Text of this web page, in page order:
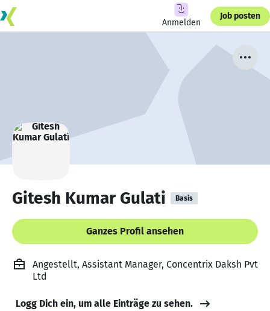
Anmelden
Job posten
Gitesh Kumar Gulati Basis
Ganzes Profil ansehen
Angestellt, Assistant Manager, Concentrix Daksh Pvt
Ltd
Logg Dich ein, um alle Einträge zu sehen.